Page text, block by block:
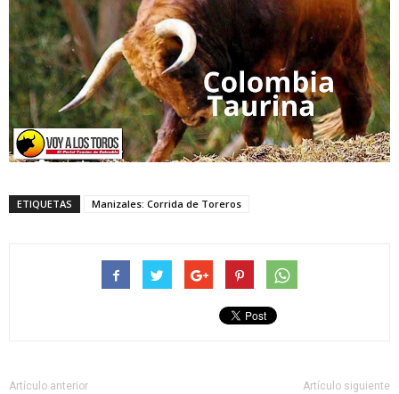
ETIQUETAS Manizales: Corrida de Toreros
Artículo anterior Artículo siguiente